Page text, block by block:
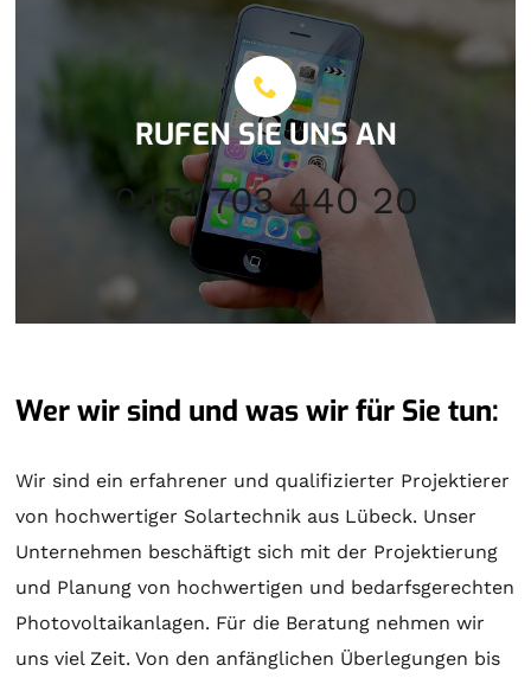
RUFEN SIE UNS AN
0451 703 440 20
Wer wir sind und was wir für Sie tun:
Wir sind ein erfahrener und qualifizierter Projektierer
von hochwertiger Solartechnik aus Lübeck. Unser
Unternehmen beschäftigt sich mit der Projektierung
und Planung von hochwertigen und bedarfsgerechten
Photovoltaikanlagen. Für die Beratung nehmen wir
uns viel Zeit. Von den anfänglichen Überlegungen bis